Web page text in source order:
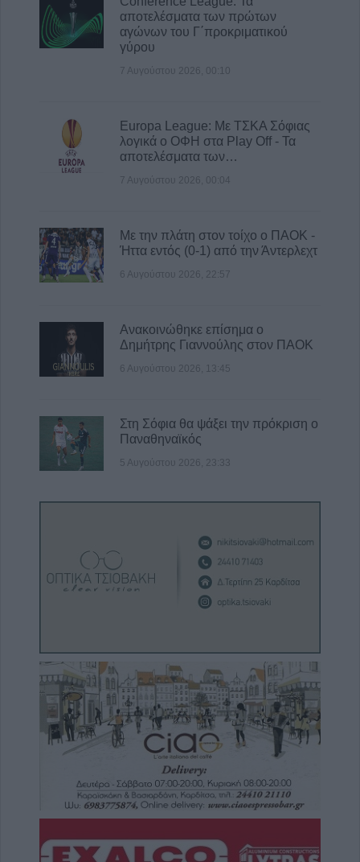
7 Αυγούστου 2026, 11:20
Το Σάββατο 8 Αυγούστου η κηδεία του
Χρήστου Αρχ. Παπαλέξη
7 Αυγούστου 2026, 11:17
αποτελέσματα των πρώτων
αγώνων του Γ΄προκριματικού
γύρου
7 Αυγούστου 2026, 00:10
Europa League: Με ΤΣΚΑ Σόφιας
λογικά ο ΟΦΗ στα Play Off - Τα
αποτελέσματα των…
7 Αυγούστου 2026, 00:04
Με την πλάτη στον τοίχο ο ΠΑΟΚ -
Ήττα εντός (0-1) από την Άντερλεχτ
6 Αυγούστου 2026, 22:57
Ανακοινώθηκε επίσημα ο
Δημήτρης Γιαννούλης στον ΠΑΟΚ
6 Αυγούστου 2026, 13:45
Στη Σόφια θα ψάξει την πρόκριση ο
Παναθηναϊκός
5 Αυγούστου 2026, 23:33